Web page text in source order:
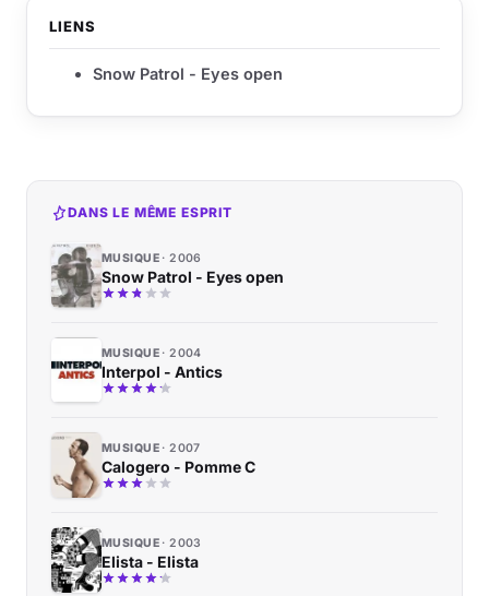
LIENS
Snow Patrol - Eyes open
DANS LE MÊME ESPRIT
MUSIQUE 2006
Snow Patrol - Eyes open
MUSIQUE 2004
Interpol - Antics
MUSIQUE 2007
Calogero - Pomme C
MUSIQUE 2003
Elista - Elista